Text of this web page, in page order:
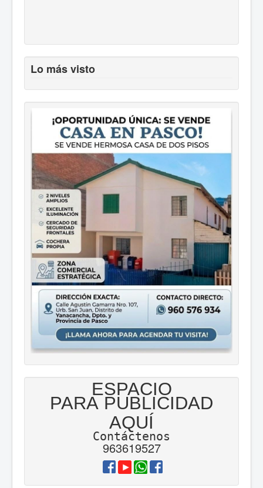
Lo más visto
ESPACIO
PARA PUBLICIDAD
AQUÍ
Contáctenos
963619527